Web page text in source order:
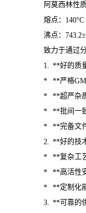
阿莫西林性
熔点：140°C
沸点：
致力于通过
1. **好的质
* **严格
* **超严杂质
* **批间一致
* **完备文件
2. **好的技
* **复杂工艺
* **高活性安
* **定制化能
3. **可靠的